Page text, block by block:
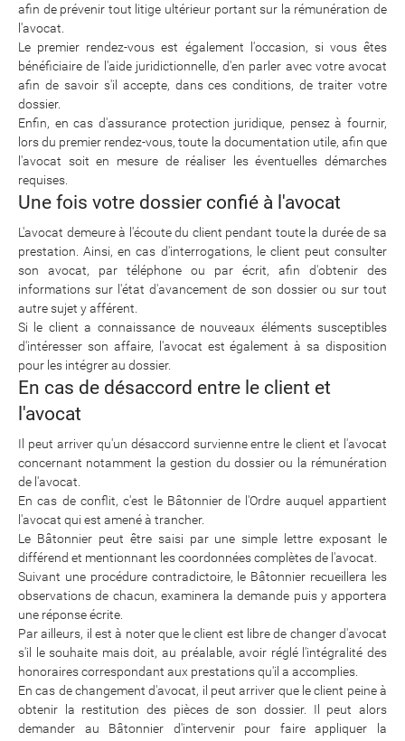
afin de prévenir tout litige ultérieur portant sur la rémunération de
l'avocat.
Le premier rendez-vous est également l'occasion, si vous êtes
bénéficiaire de l'aide juridictionnelle, d'en parler avec votre avocat
afin de savoir s'il accepte, dans ces conditions, de traiter votre
dossier.
Enfin, en cas d'assurance protection juridique, pensez à fournir,
lors du premier rendez-vous, toute la documentation utile, afin que
l'avocat soit en mesure de réaliser les éventuelles démarches
requises.
Une fois votre dossier confié à l'avocat
L'avocat demeure à l'écoute du client pendant toute la durée de sa
prestation. Ainsi, en cas d'interrogations, le client peut consulter
son avocat, par téléphone ou par écrit, afin d'obtenir des
informations sur l'état d'avancement de son dossier ou sur tout
autre sujet y afférent.
Si le client a connaissance de nouveaux éléments susceptibles
d'intéresser son affaire, l'avocat est également à sa disposition
pour les intégrer au dossier.
En cas de désaccord entre le client et
l'avocat
Il peut arriver qu'un désaccord survienne entre le client et l'avocat
concernant notamment la gestion du dossier ou la rémunération
de l'avocat.
En cas de conflit, c'est le Bâtonnier de l'Ordre auquel appartient
l'avocat qui est amené à trancher.
Le Bâtonnier peut être saisi par une simple lettre exposant le
différend et mentionnant les coordonnées complètes de l'avocat.
Suivant une procédure contradictoire, le Bâtonnier recueillera les
observations de chacun, examinera la demande puis y apportera
une réponse écrite.
Par ailleurs, il est à noter que le client est libre de changer d'avocat
s'il le souhaite mais doit, au préalable, avoir réglé l'intégralité des
honoraires correspondant aux prestations qu'il a accomplies.
En cas de changement d'avocat, il peut arriver que le client peine à
obtenir la restitution des pièces de son dossier. Il peut alors
demander au Bâtonnier d'intervenir pour faire appliquer la